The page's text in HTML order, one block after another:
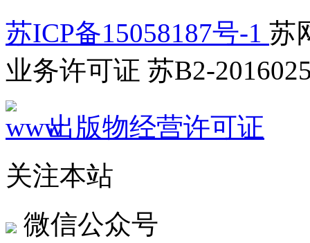
苏ICP备15058187号-1 苏
业务许可证 苏B2-
出版物经营许可证
关注本站
微信公众号